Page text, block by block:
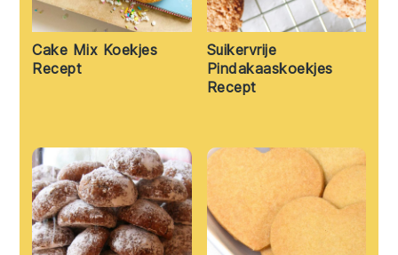
Cake Mix Koekjes
Recept
Suikervrije
Pindakaaskoekjes
Recept